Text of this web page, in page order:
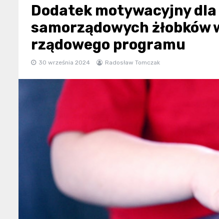
Dodatek motywacyjny
samorządowych żłobków
rządowego programu
30 września 2024 Radosław Tomczak